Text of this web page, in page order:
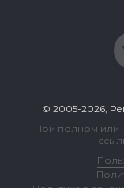
© 2005-2026,
При полном или